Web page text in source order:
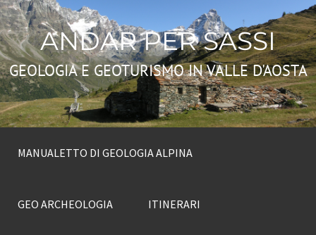
ANDAR PER SASSI
GEOLOGIA E GEOTURISMO IN VALLE D'AOSTA
MANUALETTO DI GEOLOGIA ALPINA
GEO ARCHEOLOGIA ITINERARI